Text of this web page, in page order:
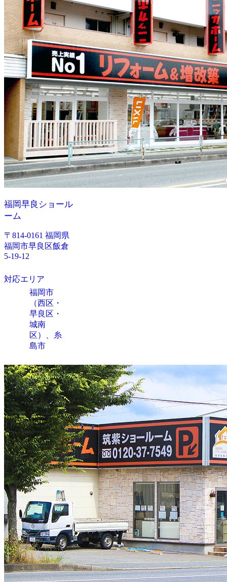
福岡早良ショール
ーム
〒814-0161 福岡県
福岡市早良区飯倉
5-19-12
対応エリア
福岡市
（西区・
早良区・
城南
区）、糸
島市